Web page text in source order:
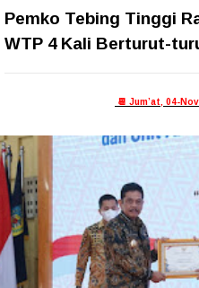
Pemko Tebing Tinggi
WTP 4 Kali Berturut-
📆 Jum’at, 04-